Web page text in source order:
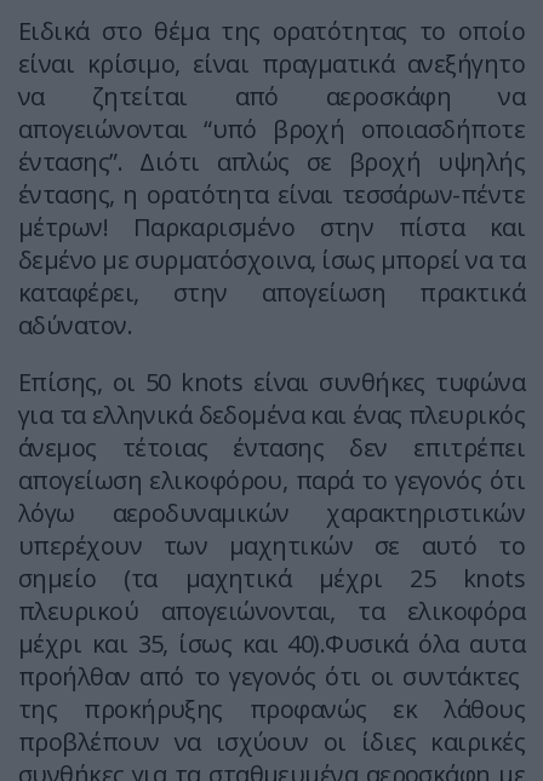
Ειδικά στο θέμα της ορατότητας το οποίο
είναι κρίσιμο, είναι πραγματικά ανεξήγητο
να ζητείται από αεροσκάφη να
απογειώνονται “υπό βροχή οποιασδήποτε
έντασης”. Διότι απλώς σε βροχή υψηλής
έντασης, η ορατότητα είναι τεσσάρων-πέντε
μέτρων! Παρκαρισμένο στην πίστα και
δεμένο με συρματόσχοινα, ίσως μπορεί να τα
καταφέρει, στην απογείωση πρακτικά
αδύνατον.
Επίσης, οι 50 knots είναι συνθήκες τυφώνα
για τα ελληνικά δεδομένα και ένας πλευρικός
άνεμος τέτοιας έντασης δεν επιτρέπει
απογείωση ελικοφόρου, παρά το γεγονός ότι
λόγω αεροδυναμικών χαρακτηριστικών
υπερέχουν των μαχητικών σε αυτό το
σημείο (τα μαχητικά μέχρι 25 knots
πλευρικού απογειώνονται, τα ελικοφόρα
μέχρι και 35, ίσως και 40).Φυσικά όλα αυτα
προήλθαν από το γεγονός ότι οι συντάκτες
της προκήρυξης προφανώς εκ λάθους
προβλέπουν να ισχύουν οι ίδιες καιρικές